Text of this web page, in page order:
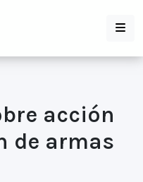
acción
de armas